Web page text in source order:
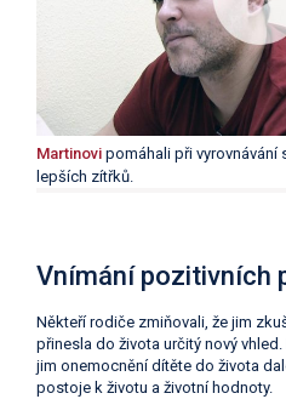
Martinovi pomáhali při vyrovnávání
lepších zítřků.
Vnímání pozitivních
Někteří rodiče zmiňovali, že jim
přinesla do života určitý nový
jim onemocnění dítěte do života
postoje k životu a životní hodnoty.